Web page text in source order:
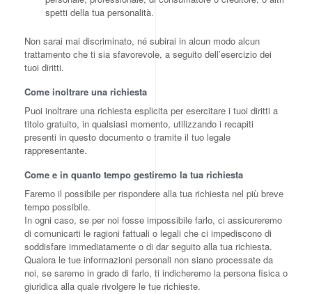
spetti della tua personalità.
Non sarai mai discriminato, né subirai in alcun modo alcun
trattamento che ti sia sfavorevole, a seguito dell’esercizio dei
tuoi diritti.
Come inoltrare una richiesta
Puoi inoltrare una richiesta esplicita per esercitare i tuoi diritti a
titolo gratuito, in qualsiasi momento, utilizzando i recapiti
presenti in questo documento o tramite il tuo legale
rappresentante.
Come e in quanto tempo gestiremo la tua richiesta
Faremo il possibile per rispondere alla tua richiesta nel più breve
tempo possibile.
In ogni caso, se per noi fosse impossibile farlo, ci assicureremo
di comunicarti le ragioni fattuali o legali che ci impediscono di
soddisfare immediatamente o di dar seguito alla tua richiesta.
Qualora le tue informazioni personali non siano processate da
noi, se saremo in grado di farlo, ti indicheremo la persona fisica o
giuridica alla quale rivolgere le tue richieste.